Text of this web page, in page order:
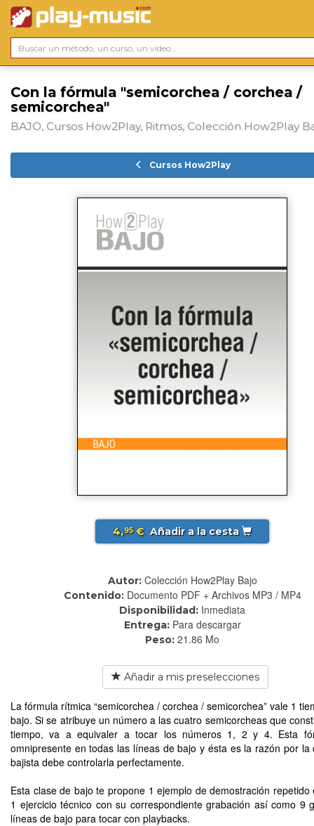
Con la fórmula "semicorchea / corchea /
semicorchea"
BAJO, Cursos How2Play, Ritmos, Colección How2Play
Cursos How2Play
4,95€ Añadir a la cesta
Autor: Colección How2Play Bajo
Contenido: Documento PDF + Archivos MP3 / MP4
Disponibilidad: Inmediata
Entrega: Para descargar
Peso: 21.86 Mo
Añadir a mis preselecciones
La fórmula rítmica “semicorchea / corchea / semicorchea” vale 1
bajo. Si se atribuye un número a las cuatro semicorcheas que
tiempo, va a equivaler a tocar los números 1, 2 y 4. Esta
omnipresente en todas las líneas de bajo y ésta es la razón por la
bajista debe controlarla perfectamente.
Esta clase de bajo te propone 1 ejemplo de demostración repetido
1 ejercicio técnico con su correspondiente grabación así como 9
líneas de bajo para tocar con playbacks.